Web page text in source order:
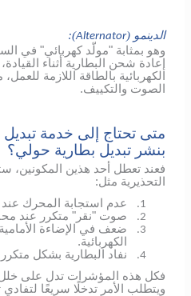
الدينمو (Alternator
):
وهو بمثابة "مولّد كهربائي" في
إعادة شحن البطارية أثناء
الكهربائية بالطاقة اللازمة
الصوت والتكييف.
متى تحتاج إلى خدمة
بنشر تبديل بطارية حولي؟
فعند تعطل أحد هذين المكونين،
التحذيرية مثل:
1. عدم استجابة المحرك عند
2. صوت "نقر" متكرر عند
3.
ضعف في الإضاءة
الكهربائية.
4.
نفاد البطارية بشكل
فكل هذه المؤشرات تدل على خلل
ويتطلب الأمر تدخلًا سريعًا